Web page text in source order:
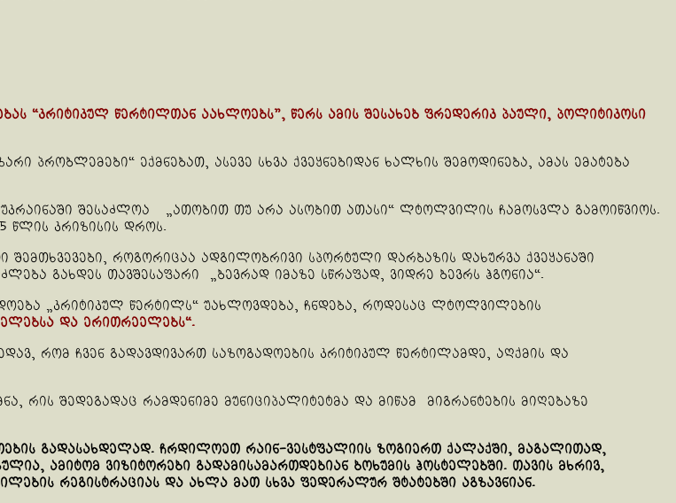
“კრიტიკულ წერტილთან აახლოებს”, წერს ამის შესახებ ფრედერიკ პაული, პოლიტიკოსი
პრობლემები“ ექმნებათ, ასევე სხვა ქვეყნებიდან ხალხის შემოდინება, ამას ემატება
შესაძლოა „ათობით თუ არა ასობით ათასი“ ლტოლვილის ჩამოსვლა გამოიწვიოს.
წლის კრიზისის დროს.
როგორიცაა ადგილობრივი სპორტული დარბაზის დახურვა ქვეყანაში
გახდეს თავშესაფარი „ბევრად იმაზე სწრაფად, ვიდრე ბევრს ჰგონია“.
„კრიტიკულ წერტილს“ უახლოვდება, ჩნდება, როდესაც ლტოლვილების
და ერითრეელებს“.
რომ ჩვენ გადავდივართ საზოგადოების კრიტიკულ წერტილამდე, აღქმის და
რის შედეგადაც რამდენიმე მუნიციპალიტეტმა და მიწამ მიგრანტების მიღებაზე
გადასახდელად. ჩრდილოეთ რაინ-ვესტფალიის ზოგიერთ ქალაქში, მაგალითად,
ამიტომ ვიზიტორები გადამისამართდებიან ბოხუმის ჰოსტელებში. თავის მხრივ,
რეგისტრაციას და ახლა მათ სხვა ფედერალურ შტატებში აგზავნიან.